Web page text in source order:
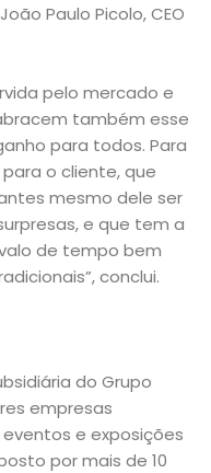
Paulo Picolo, CEO
pelo mercado e
também esse
para todos. Para
o cliente, que
mesmo dele ser
e que tem a
de tempo bem
conclui.
do Grupo
empresas
e exposições
por mais de 10